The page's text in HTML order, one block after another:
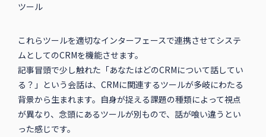
ツール
これらツールを適切なインターフェースで連携させてシステ
ムとしてのCRMを機能させます。
記事冒頭で少し触れた「あなたはどのCRMについて話してい
る？」という会話は、CRMに関連するツールが多岐にわたる
背景から生まれます。自身が捉える課題の種類によって視点
が異なり、念頭にあるツールが別もので、話が喰い違うとい
った感じです。